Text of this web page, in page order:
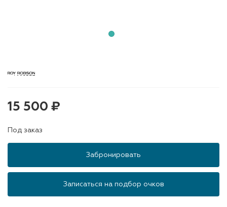
15 500 ₽
Под заказ
Забронировать
Записаться на подбор очков